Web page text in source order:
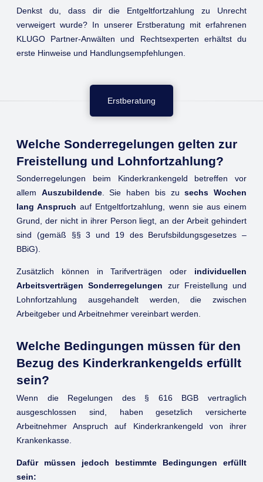
Denkst du, dass dir die Entgeltfortzahlung zu Unrecht
verweigert wurde? In unserer Erstberatung mit erfahrenen
KLUGO Partner-Anwälten und Rechtsexperten erhältst du
erste Hinweise und Handlungsempfehlungen.
Erstberatung
Welche Sonderregelungen gelten zur
Freistellung und Lohnfortzahlung?
Sonderregelungen beim Kinderkrankengeld
betreffen vor
allem Auszubildende. Sie haben bis zusechs Wochen
lang Anspruch auf Entgeltfortzahlung, wenn sie aus einem
Grund, der nicht in ihrer Person liegt, an der Arbeit gehindert
sind (gemäß §§ 3 und 19 des Berufsbildungsgesetzes –
BBiG).
Zusätzlich können in Tarifverträgen oder individuellen
Arbeitsverträgen Sonderregelungen zur Freistellung und
Lohnfortzahlung ausgehandelt werden, die zwischen
Arbeitgeber und Arbeitnehmer vereinbart werden.
Welche Bedingungen müssen für den
Bezug des Kinderkrankengelds erfüllt
sein?
Wenn die Regelungen des § 616 BGB vertraglich
ausgeschlossen sind, haben gesetzlich versicherte
Arbeitnehmer Anspruch auf Kinderkrankengeld von ihrer
Krankenkasse.
Dafür müssen jedoch bestimmte Bedingungen erfüllt
sein: